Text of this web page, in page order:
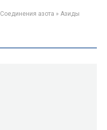
Соединения азота » Азиды